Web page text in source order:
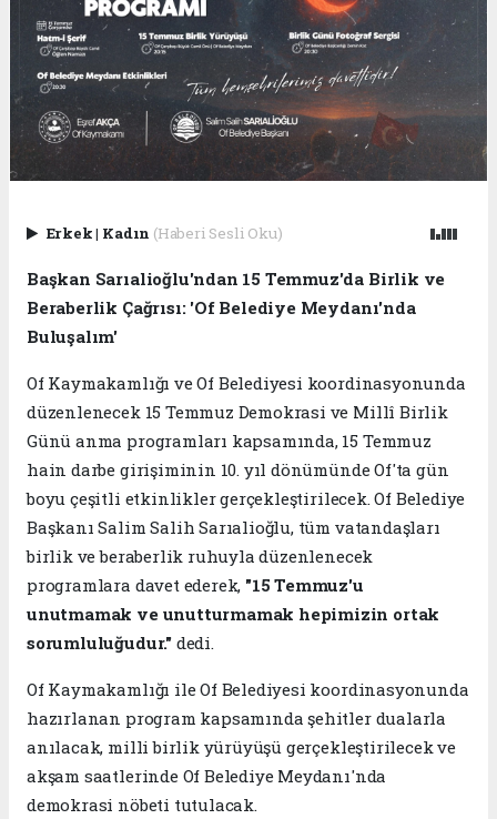
Erkek| Kadın (Haberi Sesli Oku)
Başkan Sarıalioğlu'ndan 15 Temmuz'da Birlik ve
Beraberlik Çağrısı: 'Of Belediye Meydanı'nda
Buluşalım'
Of Kaymakamlığı ve Of Belediyesi koordinasyonunda
düzenlenecek 15 Temmuz Demokrasi ve Millî Birlik
Günü anma programları kapsamında, 15 Temmuz
hain darbe girişiminin 10. yıl dönümünde Of'ta gün
boyu çeşitli etkinlikler gerçekleştirilecek. Of Belediye
Başkanı Salim Salih Sarıalioğlu, tüm vatandaşları
birlik ve beraberlik ruhuyla düzenlenecek
programlara davet ederek, "15 Temmuz'u
unutmamak ve unutturmamak hepimizin ortak
sorumluluğudur." dedi.
Of Kaymakamlığı ile Of Belediyesi koordinasyonunda
hazırlanan program kapsamında şehitler dualarla
anılacak, milli birlik yürüyüşü gerçekleştirilecek ve
akşam saatlerinde Of Belediye Meydanı'nda
demokrasi nöbeti tutulacak.